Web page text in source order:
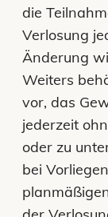
die
Verlosung
Änderung
Weiters
vor, das
jederzeit
oder zu
bei